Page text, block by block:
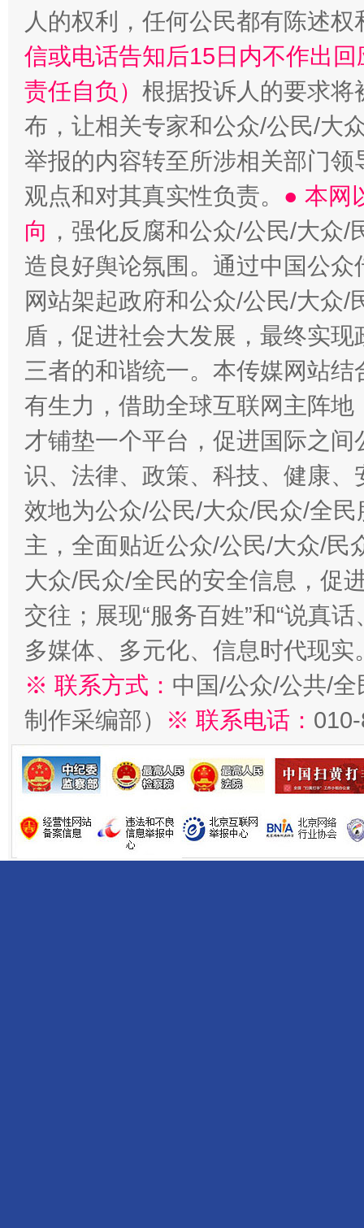
人的权利，任何公民都有陈述
信或电话告知后15日内不作出
责任自负） 根据投诉人的要求将
布，让相关专家和公众/公民/大
举报的内容转至所涉相关部门
观点和对其真实性负责。 ● 本网
向 ，强化反腐和公众/公民/大众
造良好舆论氛围。通过中国公
网站架起政府和公众/公民/大众
盾，促进社会大发展，最终实
三者的和谐统一。本传媒网站
有生力，借助全球互联网主阵
才铺垫一个平台，促进国际之
识、法律、政策、科技、健康
效地为公众/公民/大众/民众/全
主，全面贴近公众/公民/大众/民
大众/民众/全民的安全信息，促
交往；展现“服务百姓”和“说真
多媒体、多元化、信息时代现实
※ 联系方式： 中国/公众/公共/
制作采编部）
※ 联系电话：